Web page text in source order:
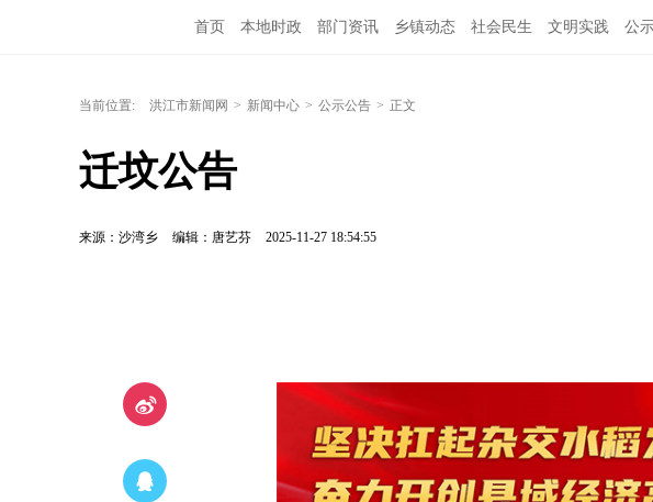
首页 本地时政 部门资讯 乡镇动态 社会民生 文明实践 公
当前位置: 洪江市新闻网 > 新闻中心 > 公示公告 > 正文
迁坟公告
来源：沙湾乡 编辑：唐艺芬 2025-11-27 18:54:55